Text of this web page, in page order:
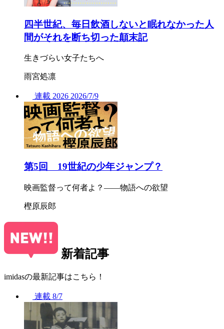
四半世紀、毎日飲酒しないと眠れなかった人
間がそれを断ち切った顛末記
生きづらい女子たちへ
雨宮処凛
連載 2026 2026/7/9
第5回 19世紀の少年ジャンプ？
映画監督って何者よ？――物語への欲望
樫原辰郎
新着記事
imidasの最新記事はこちら！
連載 8/7